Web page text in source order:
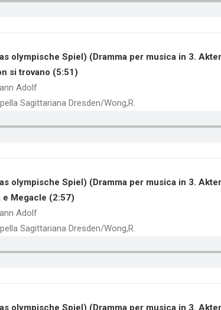
olympische Spiel) (Dramma per musica in 3.
si trovano (5:51)
Adolf
Sagittariana Dresden/Wong,R.
olympische Spiel) (Dramma per musica in 3.
Megacle (2:57)
Adolf
Sagittariana Dresden/Wong,R.
olympische Spiel) (Dramma per musica in 3.